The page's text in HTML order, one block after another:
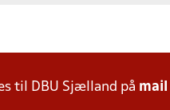
til DBU Sjælland på mail